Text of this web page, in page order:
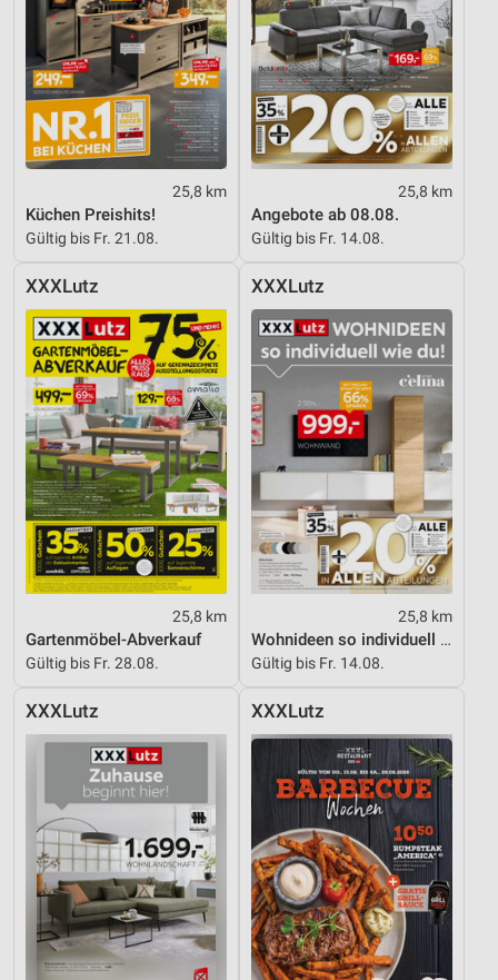
25,8 km
Küchen Preishits!
Gültig bis Fr. 21.08.
25,8 km
Angebote ab 08.08.
Gültig bis Fr. 14.08.
XXXLutz
25,8 km
Gartenmöbel-Abverkauf
Gültig bis Fr. 28.08.
XXXLutz
25,8 km
Wohnideen so individuell wie du!
Gültig bis Fr. 14.08.
XXXLutz XXXLutz